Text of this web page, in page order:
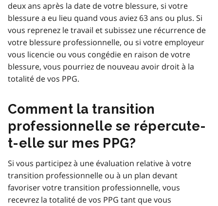
deux ans après la date de votre blessure, si votre
blessure a eu lieu quand vous aviez 63 ans ou plus. Si
vous reprenez le travail et subissez une récurrence de
votre blessure professionnelle, ou si votre employeur
vous licencie ou vous congédie en raison de votre
blessure, vous pourriez de nouveau avoir droit à la
totalité de vos PPG.
Comment la transition
professionnelle se répercute-
t-elle sur mes PPG?
Si vous participez à une évaluation relative à votre
transition professionnelle ou à un plan devant
favoriser votre transition professionnelle, vous
recevrez la totalité de vos PPG tant que vous